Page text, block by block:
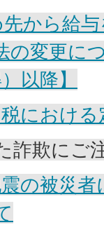
から給
の変更に
以降】
におけ
詐欺にご
の被災